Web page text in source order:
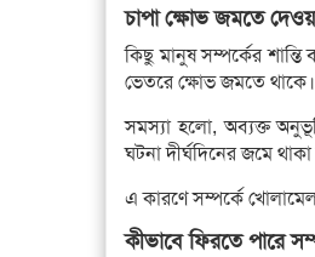
চাপা ক্ষোভ জমতে
কিছু মানুষ সম্পর্কের
ভেতরে ক্ষোভ জমতে থাকে।
সমস্যা হলো, অব্যক্ত
ঘটনা দীর্ঘদিনের জমে
এ কারণে সম্পর্কে
কীভাবে ফিরতে পারে